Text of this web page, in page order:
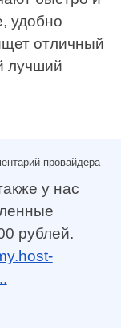
удобно
отличный
лучший
провайдера
у нас
рублей.